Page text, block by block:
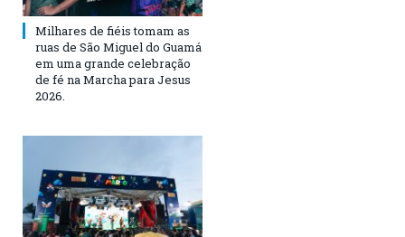
Milhares de fiéis tomam as
ruas de São Miguel do Guamá
em uma grande celebração
de fé na Marcha para Jesus
2026.